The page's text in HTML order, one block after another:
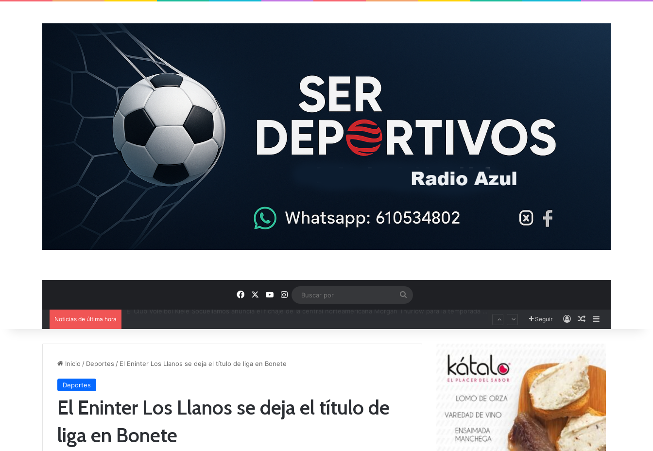
FacebookYouTube
Instagram
por
Noticias de última hora Seguir AccesoPublicación al
Inicio / Deportes / El Eninter Los Llanos se deja el título de liga en Bonete
Deportes
El Eninter Los Llanos se deja el título de
liga en Bonete